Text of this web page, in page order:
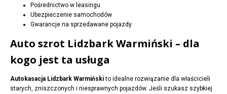
Pośrednictwo w leasingu
Ubezpieczenie samochodów
Gwarancje na sprzedawane pojazdy
Auto szrot Lidzbark Warmiński – dla
kogo jest ta usługa
Autokasacja Lidzbark Warmińskito idealne rozwiązanie dla właścicieli
starych, zniszczonych i niesprawnych pojazdów. Jeśli szukasz szybkiej